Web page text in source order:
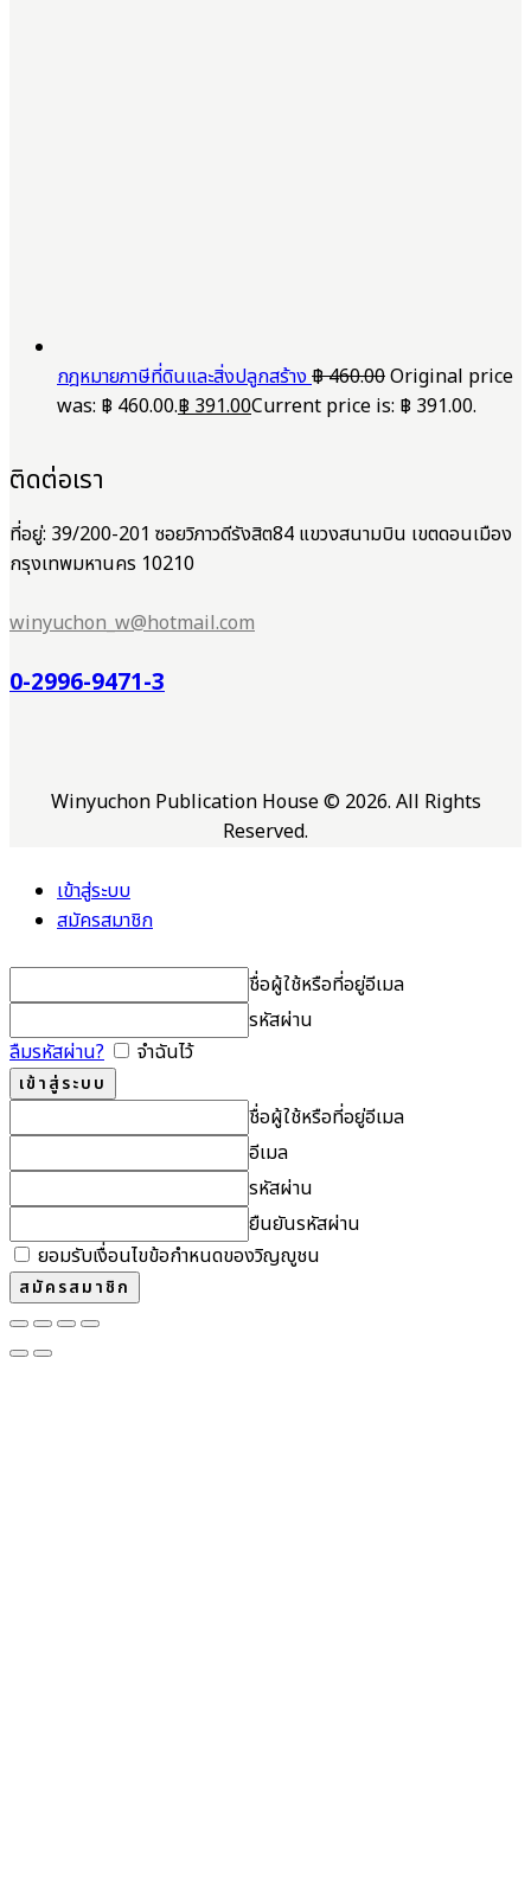
กฎหมายภาษีที่ดินและสิ่งปลูกสร้าง฿460.00Original price
was: ฿ 460.00.฿391.00Current price is: ฿ 391.00.
ติดต่อเรา
ที่อยู่: 39/200-201 ซอยวิภาวดีรังสิต84 แขวงสนามบิน เขตดอนเมือง
กรุงเทพมหานคร 10210
winyuchon_w@hotmail.com
0-2996-9471-3
Winyuchon Publication House © 2026. All Rights
Reserved.
เข้าสู่ระบบ
สมัครสมาชิก
ชื่อผู้ใช้หรือที่อยู่อีเมล
รหัสผ่าน
ลืมรหัสผ่าน?
จำฉันไว้
ชื่อผู้ใช้หรือที่อยู่อีเมล
อีเมล
รหัสผ่าน
ยืนยันรหัสผ่าน
ยอมรับเงื่อนไขข้อกำหนดของวิญญูชน